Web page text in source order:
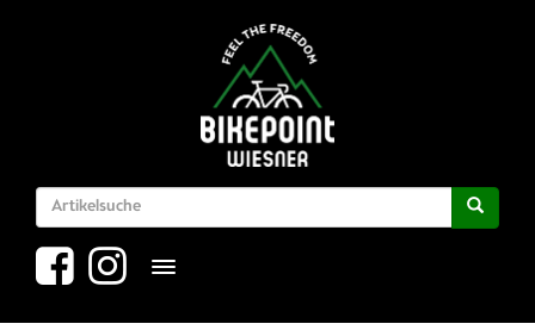
Toggle navigation